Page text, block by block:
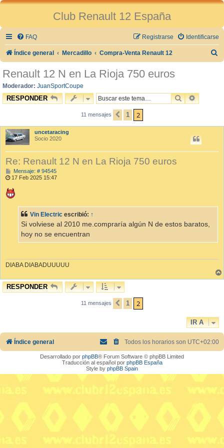
Club Renault 12 España
FAQ Identificarse
Registrarse
Índice general Mercadillo Compra-Venta Renault 12
Renault 12 N en La Rioja 750 euros
Moderador: JuanSportCoupe
RESPONDER BUSCAR
11 mensajes ANTERIOR
1 2
uncetaracing
Socio 2020
Re: Renault 12 N en La Rioja 750 euros
Mensaje: # 94545M
e
17 Feb 2025 15:47
Vin Electric escribió: ↑
Si volviese al 2010 me.compraría algún N de estos baratos,
hoy no se encuentran
DIABA DIABADUUUUU
RESPONDER
11 mensajes ANTERIOR
1 2
IR A
Índice general Todos los horarios son UTC+02:00
Desarrollado por phpBB® Forum Software © phpBB Limited
Traducción al español por phpBB España
Style by phpBB Spain